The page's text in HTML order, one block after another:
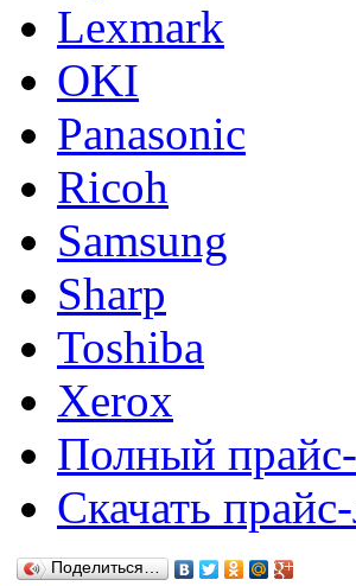
Lexmark
OKI
Panasonic
Ricoh
Samsung
Sharp
Toshiba
Xerox
Полный
Скачать
Поделиться…